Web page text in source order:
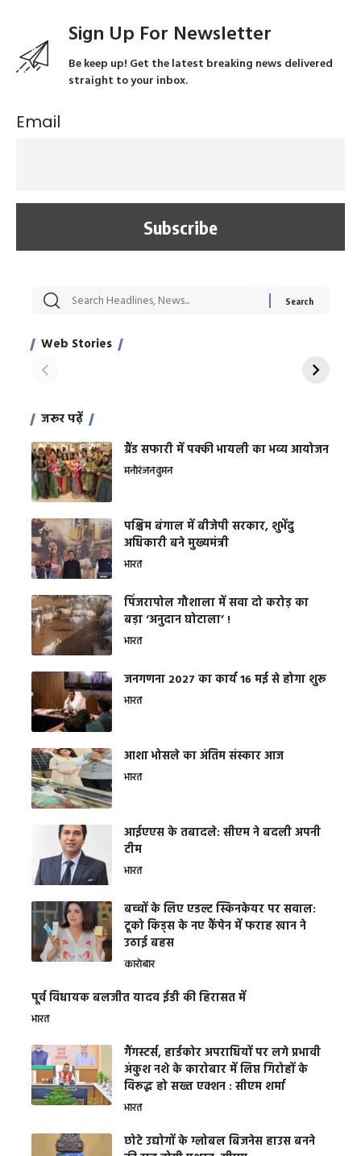
Sign Up For Newsletter
Be keep up! Get the latest breaking news delivered
straight to your inbox.
Email
Web Stories
सट्टेबाजी में अरेस्ट हुए
साहिल खान
रोज एक कच्चे लहसुन
जरूर पढ़ें
ग्रैंड सफारी में पक्की भायली का भव्य आयोजन
मनोरंजनवुमन
पश्चिम बंगाल में बीजेपी सरकार, शुभेंदु
अधिकारी बने मुख्यमंत्री
भारत
​पिंजरापोल गौशाला में सवा दो करोड़ का
बड़ा ‘अनुदान घोटाला’ !
भारत
जनगणना 2027 का कार्य 16 मई से होगा शुरू
भारत
आशा भोसले का अंतिम संस्कार आज
भारत
आईएएस के तबादले: सीएम ने बदली अपनी
टीम
भारत
बच्चों के लिए एडल्ट स्किनकेयर पर सवाल:
टूको किड्स के नए कैंपेन में फराह खान ने
उठाई बहस
कारोबार
पूर्व विधायक बलजीत यादव ईडी की हिरासत में
भारत
गैंगस्टर्स, हार्डकोर अपराधियों पर लगे प्रभावी
अंकुश नशे के कारोबार में लिप्त गिरोहों के
विरूद्ध हो सख्त एक्शन : सीएम शर्मा
भारत
छोटे उद्योगों के ग्लोबल बिजनेस हाउस बनने